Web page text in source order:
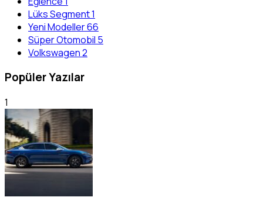
Lüks Segment1
Yeni Modeller66
Süper Otomobil 5
Volkswagen2
Popüler Yazılar
1